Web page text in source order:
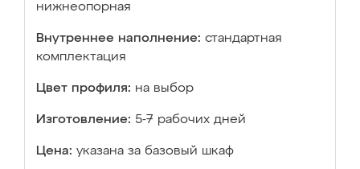
нижнеопорная
Внутреннее наполнение: стандартная
комплектация
Цвет профиля: на выбор
Изготовление: 5-7 рабочих дней
Цена: указана за базовый шкаф